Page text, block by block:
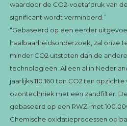
waardoor de CO2-voetafdruk van
significant wordt verminderd.”
“Gebaseerd op een eerder
haalbaarheidsonderzoek, zal onze
minder CO2 uitstoten dan de
technologieën. Alleen al in
jaarlijks 110.160 ton CO2 ten
ozontechniek met een zandfilter.
gebaseerd op een RWZI met
Chemische oxidatieprocessen op